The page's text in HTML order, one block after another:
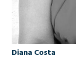
Diana Costa